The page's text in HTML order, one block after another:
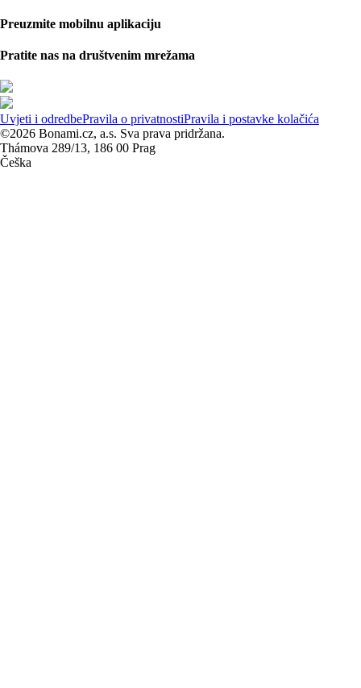
Preuzmite mobilnu aplikaciju
Pratite nas na društvenim mrežama
Uvjeti i odredbePravila o privatnostiPravila i postavke kolačića
©2026 Bonami.cz, a.s. Sva prava pridržana.
Thámova 289/13, 186 00 Prag
Češka